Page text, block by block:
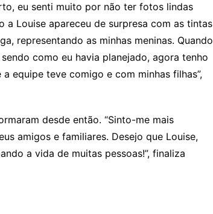
eu senti muito por não ter fotos lindas
a Louise apareceu de surpresa com as tintas
representando as minhas meninas. Quando
como eu havia planejado, agora tenho
equipe teve comigo e com minhas filhas”,
desde então. “Sinto-me mais
amigos e familiares. Desejo que Louise,
a vida de muitas pessoas!”, finaliza